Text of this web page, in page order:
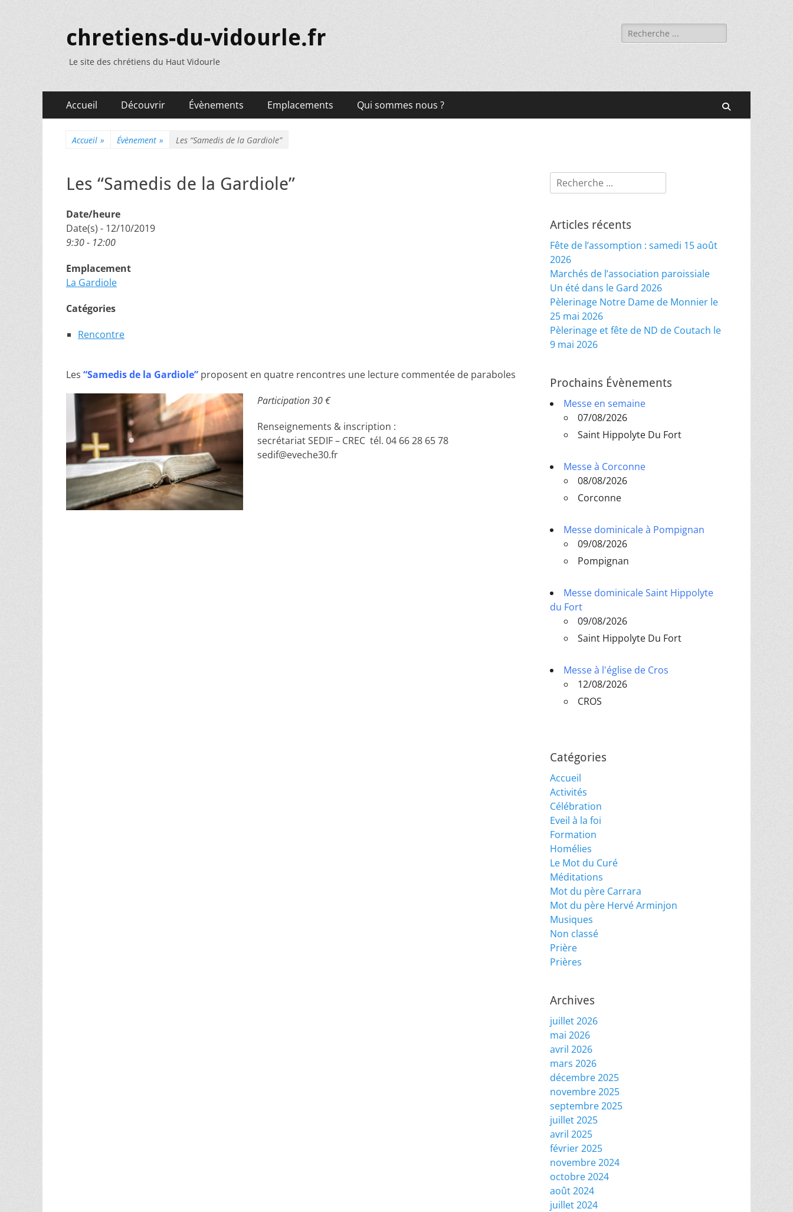
chretiens-du-vidourle.fr
Le site des chrétiens du Haut Vidourle
Rechercher :
Menu
principal
Accueil Découvrir Évènements Emplacements Qui sommes nous ?
Accueil » Évènement » Les “Samedis de la Gardiole”
Les “Samedis de la Gardiole”
Date/heure
Date(s) - 12/10/2019
9:30 - 12:00
Emplacement
La Gardiole
Catégories
Rencontre
Les “Samedis de la Gardiole” proposent en quatre rencontres une lecture commentée de paraboles
Participation 30 €
Renseignements & inscription :
secrétariat SEDIF – CREC tél. 04 66 28 65 78
sedif@eveche30.fr
Rechercher :
Articles récents
Fête de l’assomption : samedi 15 août
2026
Marchés de l’association paroissiale
Un été dans le Gard 2026
Pèlerinage Notre Dame de Monnier le
25 mai 2026
Pèlerinage et fête de ND de Coutach le
9 mai 2026
Prochains Évènements
Messe en semaine
07/08/2026
Saint Hippolyte Du Fort
Messe à Corconne
08/08/2026
Corconne
Messe dominicale à Pompignan
09/08/2026
Pompignan
Messe dominicale Saint Hippolyte
du Fort
09/08/2026
Saint Hippolyte Du Fort
Messe à l'église de Cros
12/08/2026
CROS
Catégories
Accueil
Activités
Célébration
Eveil à la foi
Formation
Homélies
Le Mot du Curé
Méditations
Mot du père Carrara
Mot du père Hervé Arminjon
Musiques
Non classé
Prière
Prières
Archives
juillet 2026
mai 2026
avril 2026
mars 2026
décembre 2025
novembre 2025
septembre 2025
juillet 2025
avril 2025
février 2025
novembre 2024
octobre 2024
août 2024
juillet 2024